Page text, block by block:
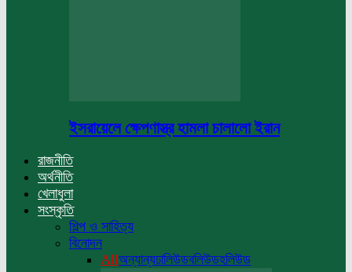
ইসরায়েলে ক্ষেপণাস্ত্র হামলা চালালো ইরান
রাজনীতি
অর্থনীতি
খেলাধুলা
সংস্কৃতি
শিল্প ও সাহিত্য
বিনোদন
Allঅন্যান্যঢালিউডবলিউডহলিউড